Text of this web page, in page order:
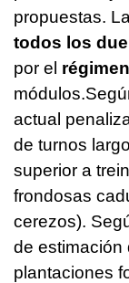
propuestas.
todos los
por el
actual
de turnos
superior a
frondosas
cerezos).
de estimación
plantaciones